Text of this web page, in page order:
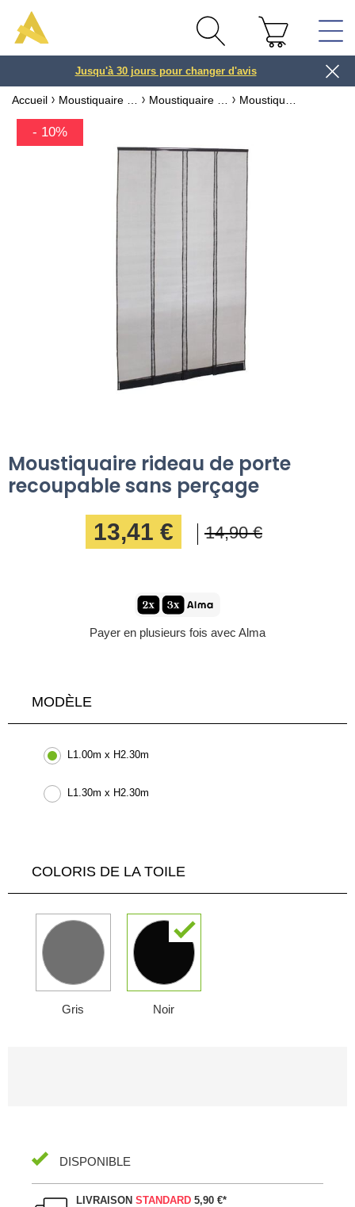
3 ou 4x
Jusqu'à 30 jours pour changer d'avis
Accueil
- 10%
Moustiquaire rideau de porte
recoupable sans perçage
13,41 €
14,90 €
Payer en plusieurs fois avec Alma
MODÈLE
L1.00m x H2.30m
L1.30m x H2.30m
COLORIS DE LA TOILE
Gris Noir
DISPONIBLE
LIVRAISONSTANDARD 5,90 €*